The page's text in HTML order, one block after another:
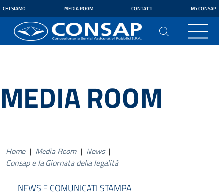
CHI SIAMO MEDIA ROOM CONTATTI MY CONSAP
MEDIA ROOM
Home | Media Room | News |
Consap e la Giornata della legalità
NEWS E COMUNICATI STAMPA